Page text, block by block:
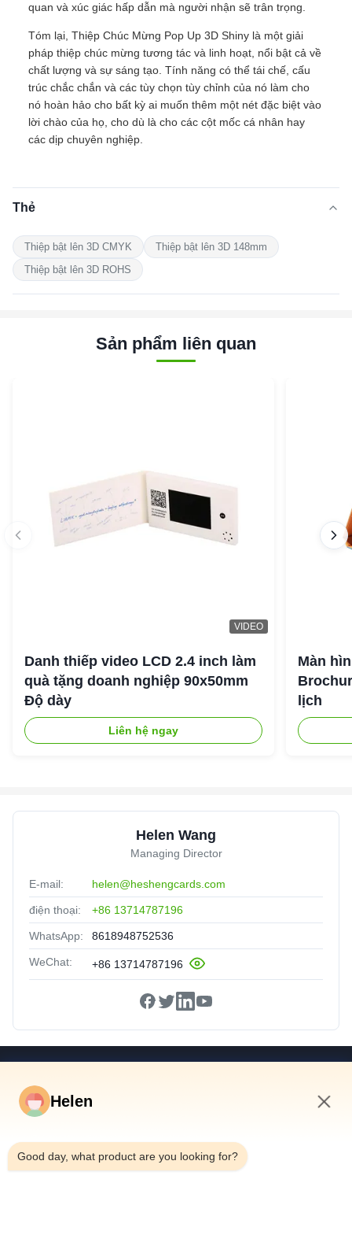
quan và xúc giác hấp dẫn mà người nhận sẽ trân trọng.
Tóm lại, Thiệp Chúc Mừng Pop Up 3D Shiny là một giải
pháp thiệp chúc mừng tương tác và linh hoạt, nổi bật cả về
chất lượng và sự sáng tạo. Tính năng có thể tái chế, cấu
trúc chắc chắn và các tùy chọn tùy chỉnh của nó làm cho
nó hoàn hảo cho bất kỳ ai muốn thêm một nét đặc biệt vào
lời chào của họ, cho dù là cho các cột mốc cá nhân hay
các dịp chuyên nghiệp.
Thẻ
Thiệp bật lên 3D CMYK
Thiệp bật lên 3D 148mm
Thiệp bật lên 3D ROHS
Sản phẩm liên quan
VIDEO
Danh thiếp video LCD 2.4 inch làm
quà tặng doanh nghiệp 90x50mm
Độ dày
Liên hệ ngay
Màn
lịch
Helen Wang
Managing Director
E-mail: helen@heshengcards.com
điện thoại: +86 13714787196
WhatsApp: 8618948752536
WeChat: +86 13714787196
Video
Về Chúng Tôi
Helen
Good day, what product are you looking for?